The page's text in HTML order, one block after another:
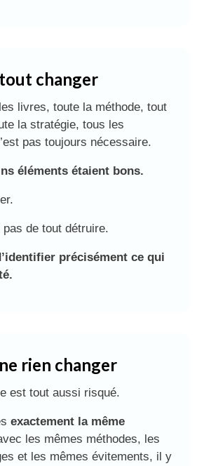
changer
livres, toute la méthode, tout
la stratégie, tous les
pas toujours nécessaire.
éléments étaient bons.
pas de tout détruire.
précisément ce qui
rien changer
est tout aussi risqué.
exactement la même
les mêmes méthodes, les
et les mêmes évitements, il y